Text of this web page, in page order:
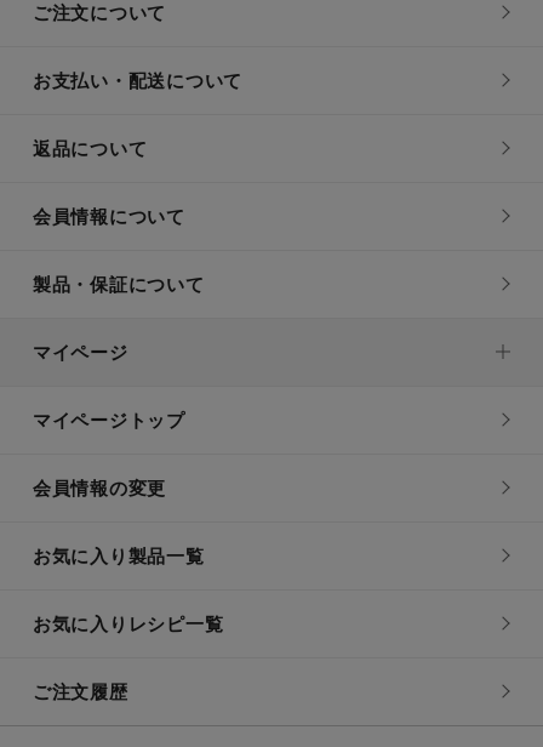
ご注文について
お支払い・配送について
返品について
会員情報について
製品・保証について
マイページ
マイページトップ
会員情報の変更
お気に入り製品一覧
お気に入りレシピ一覧
ご注文履歴